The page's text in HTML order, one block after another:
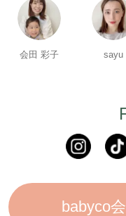
会田 彩子 sayu
babyco